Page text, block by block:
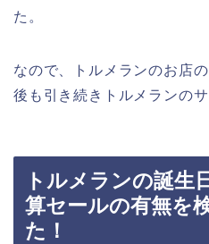
た。
なので、トルメランのお店
後も引き続きトルメランの
トルメランの誕生
算セールの有無を
た！